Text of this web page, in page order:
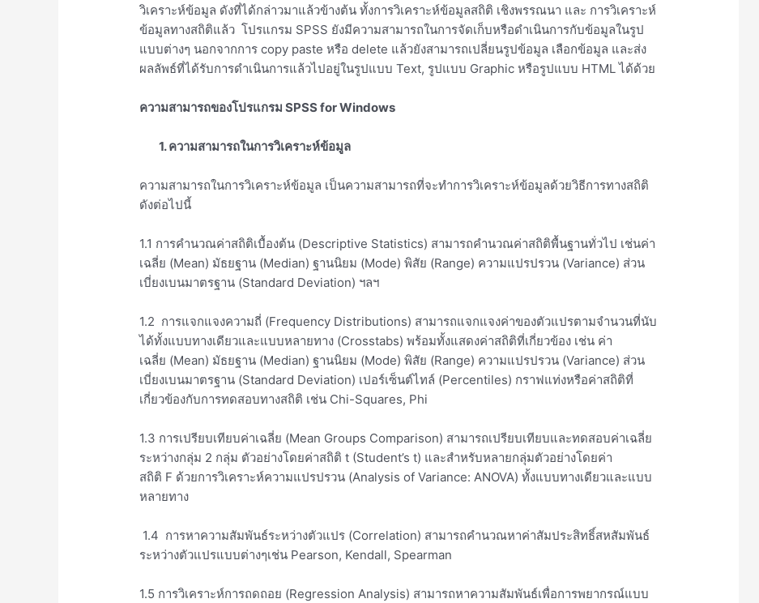
วิเคราะห์ข้อมูล ดังที่ได้กล่าวมาแล้วข้างต้น ทั้งการวิเคราะห์ข้อมูลสถิติ เชิงพรรณนา และ การวิเคราะห์
ข้อมูลทางสถิติแล้ว โปรแกรม SPSS ยังมีความสามารถในการจัดเก็บหรือดำเนินการกับข้อมูลในรูป
แบบต่างๆ นอกจากการ copy paste หรือ delete แล้วยังสามารถเปลี่ยนรูปข้อมูล เลือกข้อมูล และส่ง
ผลลัพธ์ที่ได้รับการดำเนินการแล้วไปอยู่ในรูปแบบ Text, รูปแบบ Graphic หรือรูปแบบ HTML ได้ด้วย
ความสามารถของโปรแกรมSPSS for Windows
1.ความสามารถในการวิเคราะห์ข้อมูล
ความสามารถในการวิเคราะห์ข้อมูล เป็นความสามารถที่จะทำการวิเคราะห์ข้อมูลด้วยวิธีการทางสถิติ
ดังต่อไปนี้
1.1 การคำนวณค่าสถิติเบื้องต้น (Descriptive Statistics) สามารถคำนวณค่าสถิติพื้นฐานทั่วไป เช่นค่า
เฉลี่ย (Mean) มัธยฐาน (Median) ฐานนิยม (Mode)พิสัย (Range) ความแปรปรวน (Variance) ส่วน
เบี่ยงเบนมาตรฐาน (Standard Deviation) ฯลฯ
1.2 การแจกแจงความถี่ (Frequency Distributions) สามารถแจกแจงค่าของตัวแปรตามจำนวนที่นับ
ได้ทั้งแบบทางเดียวและแบบหลายทาง (Crosstabs)พร้อมทั้งแสดงค่าสถิติที่เกี่ยวข้อง เช่น ค่า
เฉลี่ย (Mean) มัธยฐาน (Median) ฐานนิยม (Mode)พิสัย (Range) ความแปรปรวน (Variance) ส่วน
เบี่ยงเบนมาตรฐาน (Standard Deviation) เปอร์เซ็นต์ไทล์ (Percentiles) กราฟแท่งหรือค่าสถิติที่
เกี่ยวข้องกับการทดสอบทางสถิติ เช่น Chi-Squares, Phi
1.3 การเปรียบเทียบค่าเฉลี่ย (Mean Groups Comparison) สามารถเปรียบเทียบและทดสอบค่าเฉลี่ย
ระหว่างกลุ่ม 2 กลุ่ม ตัวอย่างโดยค่าสถิติt (Student’s t) และสำหรับหลายกลุ่มตัวอย่างโดยค่า
สถิติ F ด้วยการวิเคราะห์ความแปรปรวน (Analysis of Variance: ANOVA)ทั้งแบบทางเดียวและแบบ
หลายทาง
1.4 การหาความสัมพันธ์ระหว่างตัวแปร (Correlation) สามารถคำนวณหาค่าสัมประสิทธิ์สหสัมพันธ์
ระหว่างตัวแปรแบบต่างๆเช่น Pearson, Kendall, Spearman
1.5 การวิเคราะห์การถดถอย (Regression Analysis) สามารถหาความสัมพันธ์เพื่อการพยากรณ์แบบ